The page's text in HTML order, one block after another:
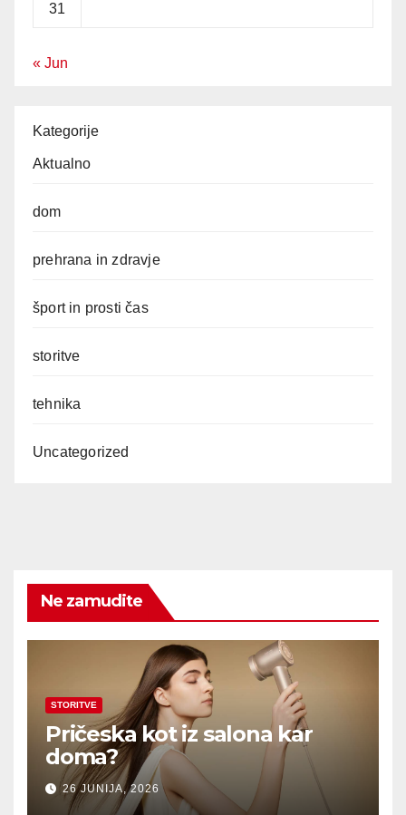
31
« Jun
Kategorije
Aktualno
dom
prehrana in zdravje
šport in prosti čas
storitve
tehnika
Uncategorized
Ne zamudite
STORITVE
Pričeska kot iz salona kar
doma?
26 JUNIJA, 2026